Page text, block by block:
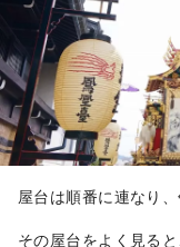
屋台は順番に連なり
その屋台をよく見る